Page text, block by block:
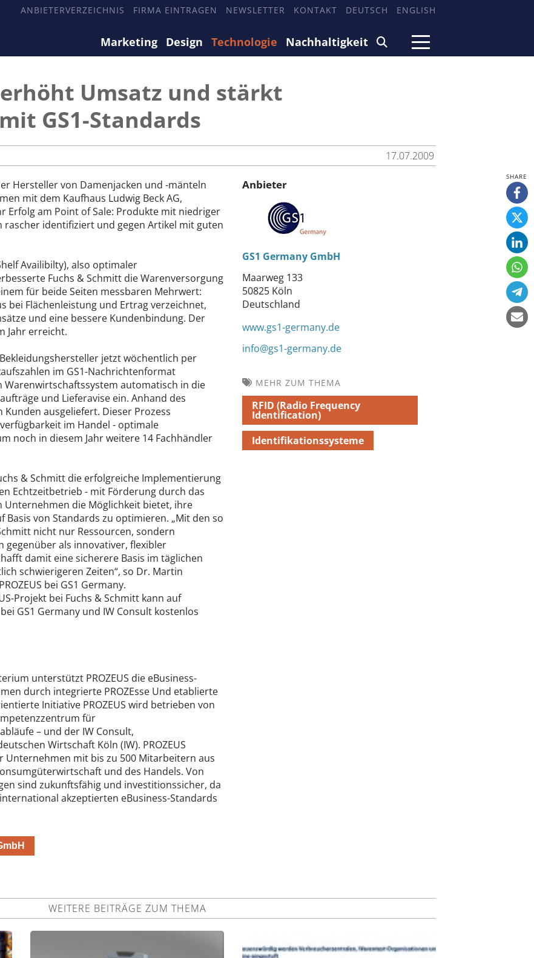
ANBIETERVERZEICHNIS FIRMA EINTRAGEN NEWSLETTER KONTAKT DEUTSCH ENGLISH
Marketing Design Technologie Nachhaltigkeit
Umsatz und stärkt
GS1-Standards
17.07.2009
Hersteller von Damenjacken und -mänteln
mit dem Kaufhaus Ludwig Beck AG,
Erfolg am Point of Sale: Produkte mit niedriger
rascher identifiziert und gegen Artikel mit guten
Availibilty), also optimaler
Fuchs & Schmitt die Warenversorgung
für beide Seiten messbaren Mehrwert:
bei Flächenleistung und Ertrag verzeichnet,
und eine bessere Kundenbindung. Der
Jahr erreicht.
jetzt wöchentlich per
im GS1-Nachrichtenformat
Warenwirtschaftssystem automatisch in die
und Lieferavise ein. Anhand des
ausgeliefert. Dieser Prozess
im Handel - optimale
noch in diesem Jahr weitere 14 Fachhändler
& Schmitt die erfolgreiche Implementierung
Echtzeitbetrieb - mit Förderung durch das
Unternehmen die Möglichkeit bietet, ihre
Basis von Standards zu optimieren. „Mit den so
nicht nur Ressourcen, sondern
als innovativer, flexibler
damit eine sicherere Basis im täglichen
schwierigeren Zeiten“, so Dr. Martin
bei GS1 Germany.
Projekt bei Fuchs & Schmitt kann auf
GS1 Germany und IW Consult kostenlos
unterstützt PROZEUS die eBusiness-
durch integrierte PROZEsse Und etablierte
Initiative PROZEUS wird betrieben von
für
– und der IW Consult,
Wirtschaft Köln (IW). PROZEUS
Unternehmen mit bis zu 500 Mitarbeitern aus
und des Handels. Von
sind zukunftsfähig und investitionssicher, da
akzeptierten eBusiness-Standards
Anbieter
GS1 Germany GmbH
Maarweg 133
50825 Köln
Deutschland
www.gs1-germany.de
info@gs1-germany.de
MEHR ZUM THEMA
RFID (Radio Frequency
Identification)
Identifikationssysteme
WEITERE BEITRÄGE ZUM THEMA